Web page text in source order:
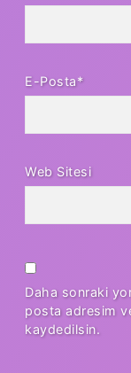
E-Posta*
Web Sitesi
Daha sonraki
posta adresim
kaydedilsin.